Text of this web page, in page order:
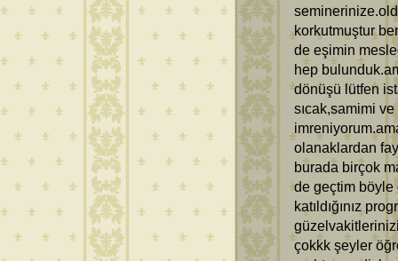
korkutmuştur
de eşimin
hep
dönüşü lütfen
sıcak,samimi
olanaklardan
burada birçok
de geçtim
katıldığınız
çokkk şeyler